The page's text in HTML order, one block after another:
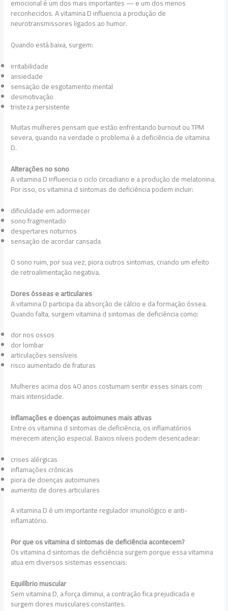
emocional é um dos mais importantes — e um dos menos
reconhecidos. A vitamina D influencia a produção de
neurotransmissores ligados ao humor.
Quando está baixa, surgem:
irritabilidade
ansiedade
sensação de esgotamento mental
desmotivação
tristeza persistente
Muitas mulheres pensam que estão enfrentando burnout ou TPM
severa, quando na verdade o problema é a deficiência de vitamina
D.
Alterações no sono
A vitamina D influencia o ciclo circadiano e a produção de melatonina.
Por isso, os vitamina d sintomas de deficiência podem incluir:
dificuldade em adormecer
sono fragmentado
despertares noturnos
sensação de acordar cansada
O sono ruim, por sua vez, piora outros sintomas, criando um efeito
de retroalimentação negativa.
Dores ósseas e articulares
A vitamina D participa da absorção de cálcio e da formação óssea.
Quando falta, surgem vitamina d sintomas de deficiência como:
dor nos ossos
dor lombar
articulações sensíveis
risco aumentado de fraturas
Mulheres acima dos 40 anos costumam sentir esses sinais com
mais intensidade.
Inflamações e doenças autoimunes mais ativas
Entre os vitamina d sintomas de deficiência, os inflamatórios
merecem atenção especial. Baixos níveis podem desencadear:
crises alérgicas
inflamações crônicas
piora de doenças autoimunes
aumento de dores articulares
A vitamina D é um importante regulador imunológico e anti-
inflamatório.
Por que os vitamina d sintomas de deficiência acontecem?
Os vitamina d sintomas de deficiência surgem porque essa vitamina
atua em diversos sistemas essenciais:
Equilíbrio muscular
Sem vitamina D, a força diminui, a contração fica prejudicada e
surgem dores musculares constantes.